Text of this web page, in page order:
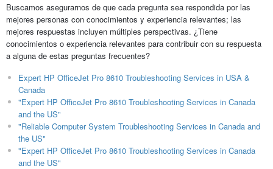
Buscamos asegurarnos de que cada pregunta sea respondida por las
mejores personas con conocimientos y experiencia relevantes; las
mejores respuestas incluyen múltiples perspectivas. ¿Tiene
conocimientos o experiencia relevantes para contribuir con su respuesta
a alguna de estas preguntas frecuentes?
Expert HP OfficeJet Pro 8610 Troubleshooting Services in USA &
Canada
"Expert HP OfficeJet Pro 8610 Troubleshooting Services in Canada
and the US"
"Reliable Computer System Troubleshooting Services in Canada and
the US"
"Expert HP OfficeJet Pro 8610 Troubleshooting Services in Canada
and the US"